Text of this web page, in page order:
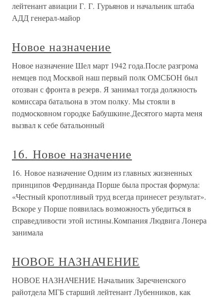
лейтенант авиации Г. Г. Гурьянов и начальник штаба
АДД генерал-майор
Новое назначение
Новое назначение Шел март 1942 года.После разгрома
немцев под Москвой наш первый полк ОМСБОН был
отозван с фронта в резерв. Я занимал тогда должность
комиссара батальона в этом полку. Мы стояли в
подмосковном городке Бабушкине.Десятого марта меня
вызвал к себе батальонный
16. Новое назначение
16. Новое назначение Одним из главных жизненных
принципов Фердинанда Порше была простая формула:
«Честный кропотливый труд всегда принесет результат».
Вскоре у Порше появилась возможность убедиться в
справедливости этой истины.Компания Людвига Лонера
занимала
НОВОЕ НАЗНАЧЕНИЕ
НОВОЕ НАЗНАЧЕНИЕ Начальник Заречненского
райотдела МГБ старший лейтенант Лубенников, как